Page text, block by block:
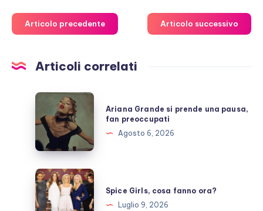
Articolo precedente Articolo successivo
Articoli correlati
Ariana
Grande
si
prende
una
pausa,
fan
preoccupati
Ariana Grande si prende una pausa,
fan preoccupati
Agosto 6, 2026
Spice
Girls,
cosa
Spice Girls, cosa fanno ora?
Luglio 9, 2026